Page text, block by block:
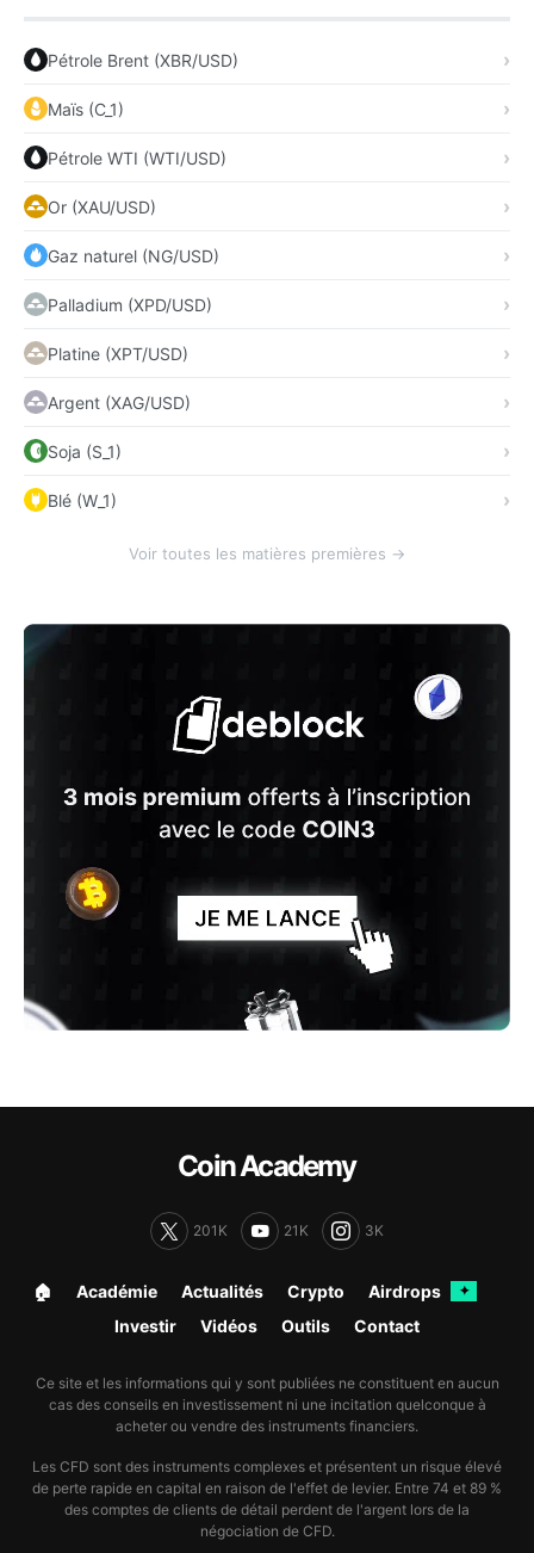
Pétrole Brent (XBR/USD)
Maïs (C_1)
Pétrole WTI (WTI/USD)
Or (XAU/USD)
Gaz naturel (NG/USD)
Palladium (XPD/USD)
Platine (XPT/USD)
Argent (XAG/USD)
Soja (S_1)
Blé (W_1)
Voir toutes les matières premières →
Coin Academy
201K 21K 3K
🏠︎ Académie Actualités Crypto Airdrops ✦
Investir Vidéos Outils Contact
Ce site et les informations qui y sont publiées ne constituent en aucun
cas des conseils en investissement ni une incitation quelconque à
acheter ou vendre des instruments financiers.
Les CFD sont des instruments complexes et présentent un risque élevé
de perte rapide en capital en raison de l'effet de levier. Entre 74 et 89 %
des comptes de clients de détail perdent de l'argent lors de la
négociation de CFD.